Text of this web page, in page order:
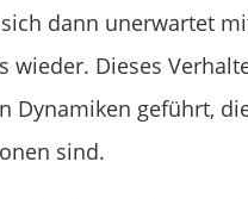
dann unerwartet
wieder. Dieses
Dynamiken geführt,
sind.